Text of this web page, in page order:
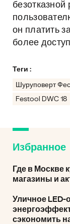
он платить
более
Теги :
Шуруповерт
Festool DWC 18
Избранное
Где в Москве
магазины и
Уличное
сэкономить